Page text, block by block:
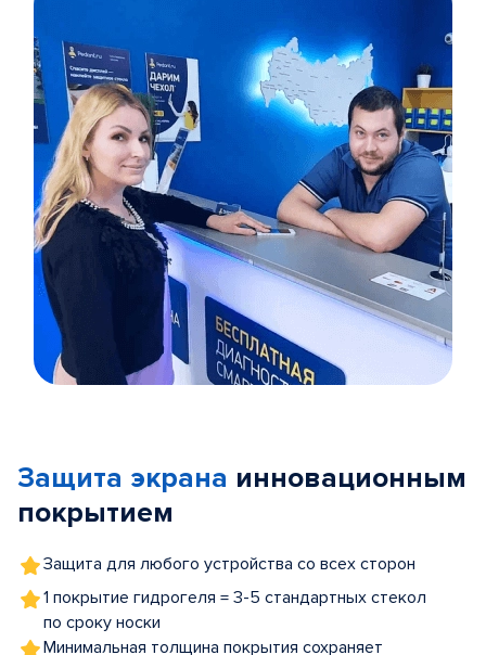
5
Защита экрана инновационным
покрытием
Защита для любого устройства со всех сторон
1 покрытие гидрогеля = 3-5 стандартных стекол
по сроку носки
Минимальная толщина покрытия сохраняет